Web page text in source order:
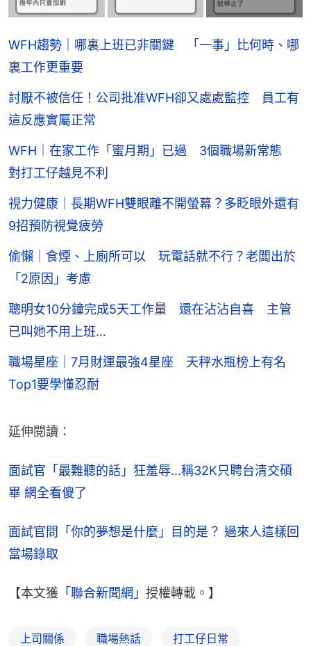
WFH趨勢｜哪裏上班已非關鍵 「一事」比何時、哪
裏工作更重要
討厭不被信任！公司批准WFH卻又處處監控 員工有
這反應實屬正常
WFH｜在家工作「蜜月期」已過 3個職場新常態
對打工仔越見不利
視力健康｜長期WFH雙眼離不開螢幕？多眨眼外還有
9招預防視覺疲勞
偷懶｜食煙、上廁所可以 玩電話就不行？老闆出於
「2原因」考慮
聰明女10分鐘完成5天工作量 還在沾沾自喜 主管
已叫她不用上班…
職場星座｜7月財運最強4星座 天秤水瓶榜上有名
Top1要學懂忍耐
延伸閱讀：
面試官「最難聽的話」狂羞辱...稱32K只聘台清交碩
畢 網全看傻了
面試官問「你的夢想是什麼」目的是？ 過來人這樣回
當場錄取
【本文獲 「聯合新聞網」 授權轉載。】
上司關係 職場熱話 打工仔日常